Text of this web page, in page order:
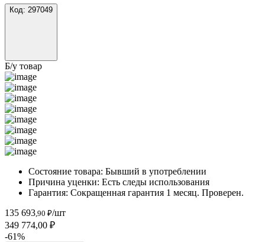
Код: 297049
Б/у товар
Состояние товара: Бывший в употреблении
Причина уценки: Есть следы использования
Гарантия: Сокращенная гарантия 1 месяц. Проверен.
135 693 ,90 ₽/шт
349 774,00 ₽
-61%